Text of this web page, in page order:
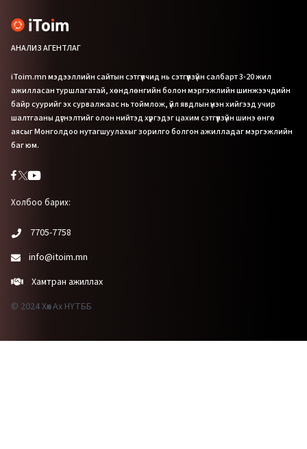
АНАЛИЗ АГЕНТЛАГ
iToim.mn мэдээллийн сайтын сэтгүүлчид нь сэтгүүлзүйн салбарт 3-20 жил
ажилласан туршлагатай, хөндлөнгийн болон мэргэжлийн шинжээчдийн
байр суурийг эх сурвалжаас нь тоймлож, үйл явдлын үнэн хийгээд учир
шалтгааны дүгнэлтийг олон нийтэд хүргэдэг цахим сэтгүүлзүйн шинэ өнгө
аясыг Монголдоо нутагшуулахыг зорилго болгон ажилладаг мэргэжлийн
баг юм.
Холбоо барих:
7705-7758
info@itoim.mn
Хамтран ажиллах
© 2024 Хөх Ах НҮТББ